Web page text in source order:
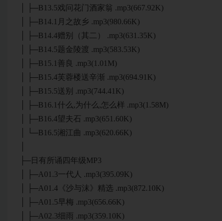
│ ├─B13.5戏问花门酒家翁 .mp3(667.92K)
│ ├─B14.1月之故乡 .mp3(980.66K)
│ ├─B14.4赠别（其二） .mp3(631.35K)
│ ├─B14.5题金陵渡 .mp3(583.53K)
│ ├─B15.1善良 .mp3(1.01M)
│ ├─B15.4芙蓉楼送辛渐 .mp3(694.91K)
│ ├─B15.5送别 .mp3(744.41K)
│ ├─B16.1什么,为什么,怎么样 .mp3(1.58M)
│ ├─B16.4望夫石 .mp3(651.60K)
│ └─B16.5湘江曲 .mp3(620.66K)
├─日有所诵四年级MP3
│ ├─A01.3一代人 .mp3(395.09K)
│ ├─A01.4《沙与沫》精选 .mp3(872.10K)
│ ├─A01.5早梅 .mp3(656.66K)
│ ├─A02.3细雨 .mp3(359.10K)